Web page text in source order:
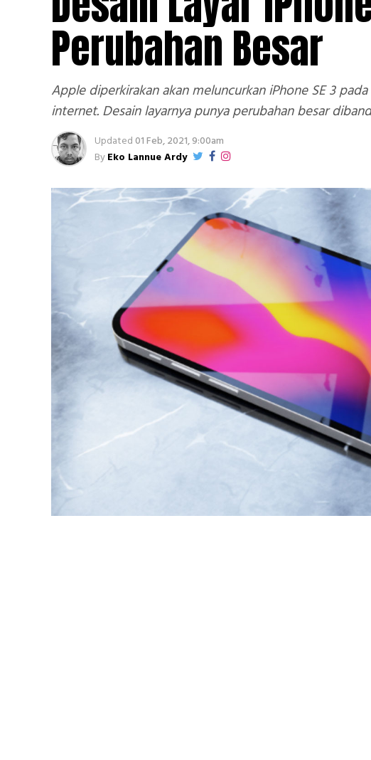
Perubahan Besar
Apple diperkirakan akan meluncurkan iPhone SE 3
internet. Desain layarnya punya perubahan besar
Updated01 Feb, 2021, 9:00am
ByEko Lannue Ardy